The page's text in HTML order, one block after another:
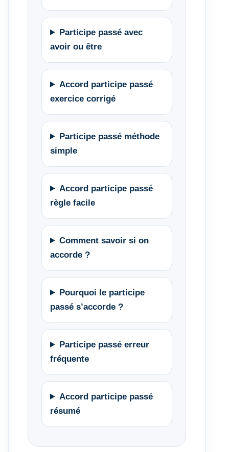
Participe passé avec
avoir ou être
Accord participe passé
exercice corrigé
Participe passé méthode
simple
Accord participe passé
règle facile
Comment savoir si on
accorde ?
Pourquoi le participe
passé s’accorde ?
Participe passé erreur
fréquente
Accord participe passé
résumé